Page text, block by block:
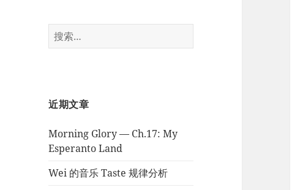
搜
索：
近期文章
Morning Glory — Ch.17: My
Esperanto Land
Wei 的音乐 Taste 规律分析